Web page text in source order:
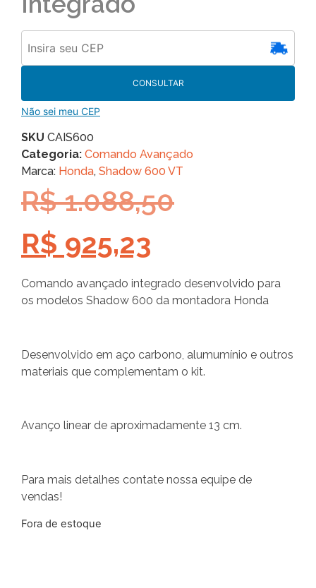
CONSULTAR
Não sei meu CEP
SKU CAIS600
Categoria: Comando Avançado
Marca: Honda, Shadow 600 VT
R$1.088,50
R$ 925,23
Comando avançado integrado desenvolvido para
os modelos Shadow 600 da montadora Honda
Desenvolvido em aço carbono, alumumínio e outros
materiais que complementam o kit.
Avanço linear de aproximadamente 13 cm.
Para mais detalhes contate nossa equipe de
vendas!
Fora de estoque